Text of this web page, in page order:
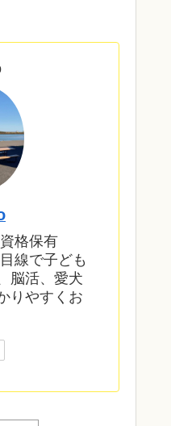
格保有
線で子ども
脳活、愛犬
りやすくお